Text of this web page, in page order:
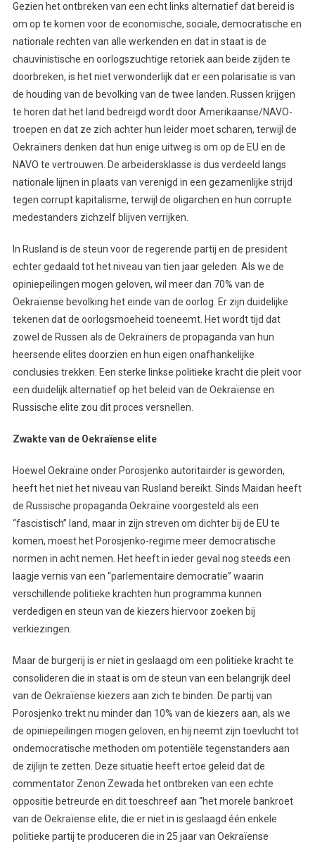
Gezien het ontbreken van een echt links alternatief dat bereid is
om op te komen voor de economische, sociale, democratische en
nationale rechten van alle werkenden en dat in staat is de
chauvinistische en oorlogszuchtige retoriek aan beide zijden te
doorbreken, is het niet verwonderlijk dat er een polarisatie is van
de houding van de bevolking van de twee landen. Russen krijgen
te horen dat het land bedreigd wordt door Amerikaanse/NAVO-
troepen en dat ze zich achter hun leider moet scharen, terwijl de
Oekraïners denken dat hun enige uitweg is om op de EU en de
NAVO te vertrouwen. De arbeidersklasse is dus verdeeld langs
nationale lijnen in plaats van verenigd in een gezamenlijke strijd
tegen corrupt kapitalisme, terwijl de oligarchen en hun corrupte
medestanders zichzelf blijven verrijken.
In Rusland is de steun voor de regerende partij en de president
echter gedaald tot het niveau van tien jaar geleden. Als we de
opiniepeilingen mogen geloven, wil meer dan 70% van de
Oekraïense bevolking het einde van de oorlog. Er zijn duidelijke
tekenen dat de oorlogsmoeheid toeneemt. Het wordt tijd dat
zowel de Russen als de Oekraïners de propaganda van hun
heersende elites doorzien en hun eigen onafhankelijke
conclusies trekken. Een sterke linkse politieke kracht die pleit voor
een duidelijk alternatief op het beleid van de Oekraïense en
Russische elite zou dit proces versnellen.
Zwakte van de Oekraïense elite
Hoewel Oekraïne onder Porosjenko autoritairder is geworden,
heeft het niet het niveau van Rusland bereikt. Sinds Maidan heeft
de Russische propaganda Oekraïne voorgesteld als een
“fascistisch” land, maar in zijn streven om dichter bij de EU te
komen, moest het Porosjenko-regime meer democratische
normen in acht nemen. Het heeft in ieder geval nog steeds een
laagje vernis van een “parlementaire democratie” waarin
verschillende politieke krachten hun programma kunnen
verdedigen en steun van de kiezers hiervoor zoeken bij
verkiezingen.
Maar de burgerij is er niet in geslaagd om een politieke kracht te
consolideren die in staat is om de steun van een belangrijk deel
van de Oekraïense kiezers aan zich te binden. De partij van
Porosjenko trekt nu minder dan 10% van de kiezers aan, als we
de opiniepeilingen mogen geloven, en hij neemt zijn toevlucht tot
ondemocratische methoden om potentiële tegenstanders aan
de zijlijn te zetten. Deze situatie heeft ertoe geleid dat de
commentator Zenon Zewada het ontbreken van een echte
oppositie betreurde en dit toeschreef aan “het morele bankroet
van de Oekraïense elite, die er niet in is geslaagd één enkele
politieke partij te produceren die in 25 jaar van Oekraïense